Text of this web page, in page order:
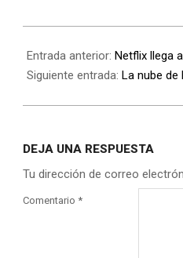
Entrada anterior: Netflix llega
Siguiente entrada: La nube
DEJA UNA RESPUESTA
Tu dirección de correo
Comentario *